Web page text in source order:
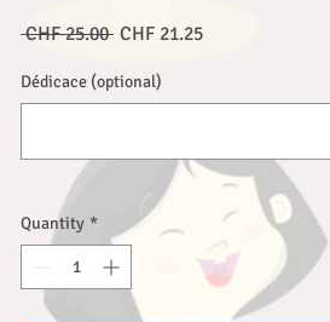
CHF 25.00 Regular
CHF 21.25Sale
Dédicace (optional)
Quantity *